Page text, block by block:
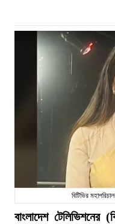
বিটিভির
বাংলাদেশ টেলিভিশনের